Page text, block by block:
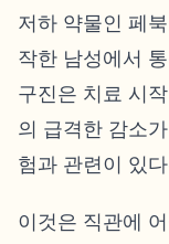
저하 약물인 페
작한 남성에서
구진은 치료 시
의 급격한 감소
험과 관련이 있
이것은 직관에